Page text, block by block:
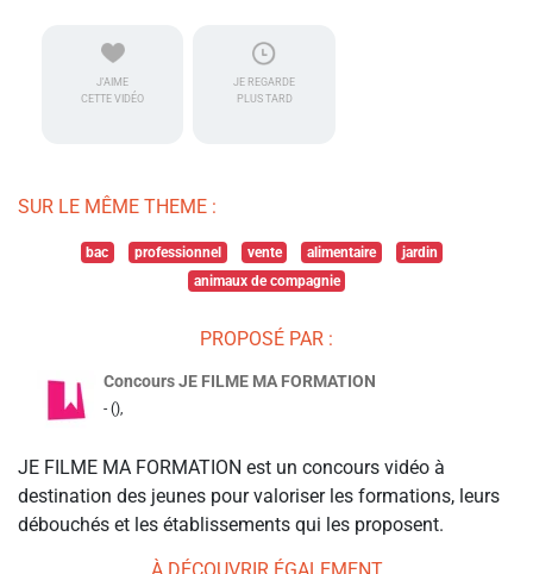
J'AIME
CETTE VIDÉO
JE REGARDE
PLUS TARD
SUR LE MÊME THEME :
bac professionnel vente alimentaire
jardin
animaux de compagnie
PROPOSÉ PAR :
Concours JE FILME MA FORMATION
- (),
JE FILME MA FORMATION est un concours vidéo à
destination des jeunes pour valoriser les formations, leurs
débouchés et les établissements qui les proposent.